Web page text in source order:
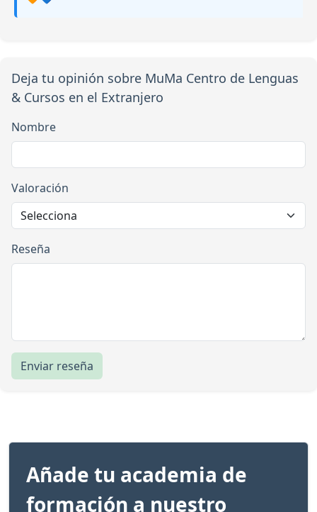
Deja tu opinión sobre MuMa Centro de Lenguas
& Cursos en el Extranjero
Nombre
Valoración
Reseña
Enviar reseña
Añade tu academia de
formación a nuestro